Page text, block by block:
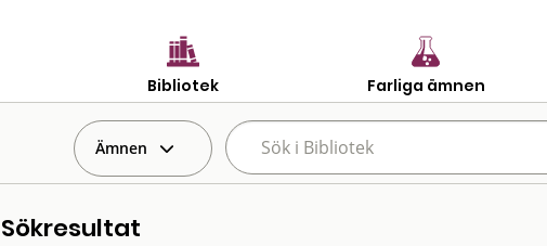
Bibliotek Farliga ämnen
Ämnen
Sökresultat